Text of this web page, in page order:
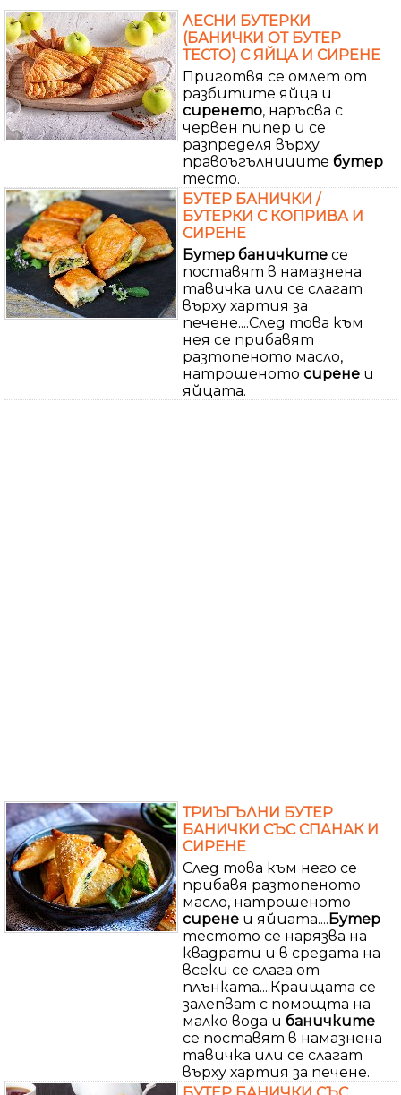
ЛЕСНИ БУТЕРКИ
(БАНИЧКИ ОТ БУТЕР
ТЕСТО) С ЯЙЦА И СИРЕНЕ
Приготвя се омлет от
разбитите яйца и
сиренето, наръсва с
червен пипер и се
разпределя върху
правоъгълниците бутер
тесто.
БУТЕР БАНИЧКИ /
БУТЕРКИ С КОПРИВА И
СИРЕНЕ
Бутер баничките се
поставят в намазнена
тавичка или се слагат
върху хартия за
печене....След това към
нея се прибавят
разтопеното масло,
натрошеното сирене и
яйцата.
ТРИЪГЪЛНИ БУТЕР
БАНИЧКИ СЪС СПАНАК И
СИРЕНЕ
След това към него се
прибавя разтопеното
масло, натрошеното
сирене и яйцата....Бутер
тестото се нарязва на
квадрати и в средата на
всеки се слага от
плънката....Краищата се
залепват с помощта на
малко вода и баничките
се поставят в намазнена
тавичка или се слагат
върху хартия за печене.